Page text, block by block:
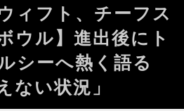
ィフト、チーフス
ウル】進出後にト
シーへ熱く語る
ない状況」